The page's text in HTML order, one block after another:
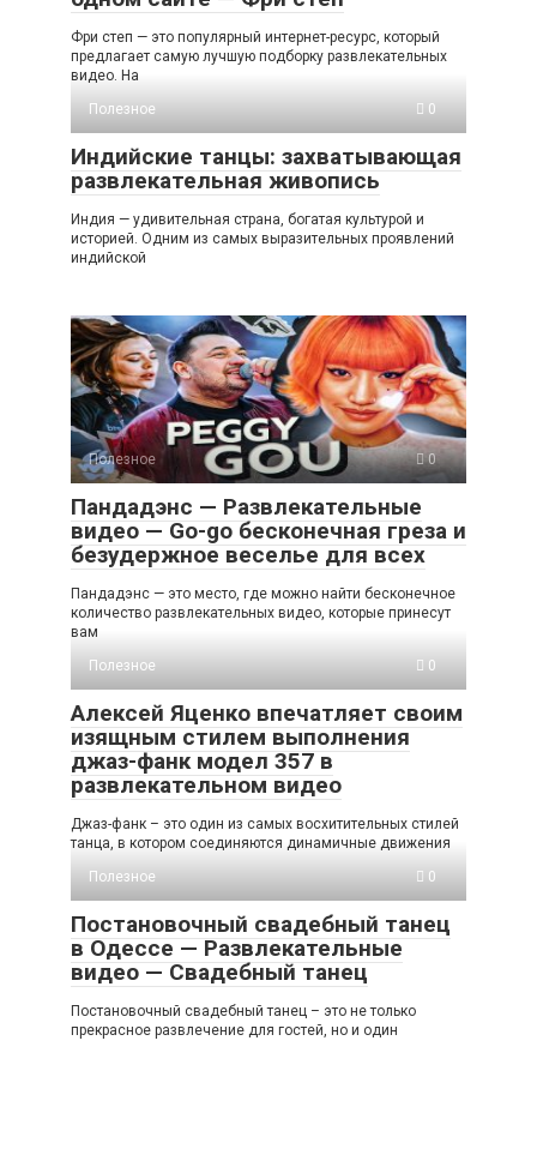
Фри степ — это популярный интернет-ресурс, который
предлагает самую лучшую подборку развлекательных
видео. На
Полезное
0
Индийские танцы: захватывающая
развлекательная живопись
Индия — удивительная страна, богатая культурой и
историей. Одним из самых выразительных проявлений
индийской
Полезное 0
Пандадэнс — Развлекательные
видео — Go-go бесконечная греза и
безудержное веселье для всех
Пандадэнс — это место, где можно найти бесконечное
количество развлекательных видео, которые принесут
вам
Полезное
0
Алексей Яценко впечатляет своим
изящным стилем выполнения
джаз-фанк модел 357 в
развлекательном видео
Джаз-фанк – это один из самых восхитительных стилей
танца, в котором соединяются динамичные движения
Полезное
0
Постановочный свадебный танец
в Одессе — Развлекательные
видео — Свадебный танец
Постановочный свадебный танец – это не только
прекрасное развлечение для гостей, но и один